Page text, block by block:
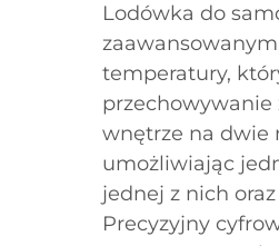
Lodówka do
temperatury,
przechowywanie
wnętrze na dwie
umożliwiając
jednej z nich
Precyzyjny